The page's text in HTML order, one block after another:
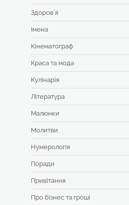
Здоровʼя
Імена
Кінематограф
Краса та мода
Кулінарія
Література
Малюнки
Молитви
Нумерологія
Поради
Привітання
Про бізнес та гроші